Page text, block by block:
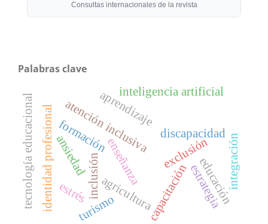
Consultas internacionales de la revista
Palabras clave
formación
atención inclusiva
identidad profesional enseñanza
aprendizaje
inclusión exclusión
discapacidad
capacitación
inteligencia artificial
tecnología educacional estrés
ansiedad
agricultura
turismo
educaciónintegración
estrategia